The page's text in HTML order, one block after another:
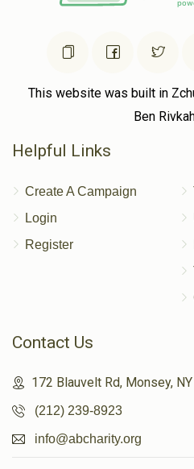
Berkowitz
To The Best!!!!
This website was built in
Ben
Helpful Links
Create A Campaign
Login
Register
Contact Us
172 Blauvelt Rd, Monsey, NY
(212) 239-8923
info@abcharity.org